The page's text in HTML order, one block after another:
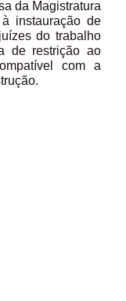
da Magistratura
instauração de
do trabalho
de restrição ao
com a